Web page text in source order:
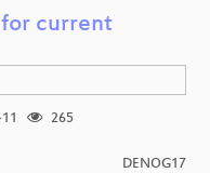
current
265
DENOG17